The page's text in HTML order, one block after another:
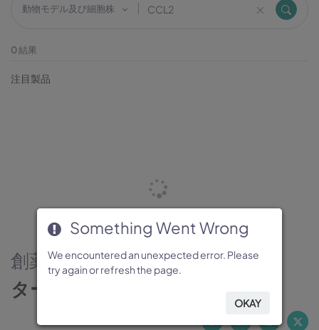
動物モデル及び細胞株
0結果
注目製品
創薬のパートナー
ターゲットから治療法開発へ
Something Went Wrong
We encountered an unexpected error. Please
try again or refresh the page.
OKAY
Something Went Wrong
We encountered an unexpected error. Please
try again or refresh the page.
OKAY
Something Went Wrong
We encountered an unexpected error. Please
try again or refresh the page.
OKAY
Something Went Wrong
We encountered an unexpected error. Please
try again or refresh the page.
OKAY
Something Went Wrong
We encountered an unexpected error. Please
try again or refresh the page.
OKAY